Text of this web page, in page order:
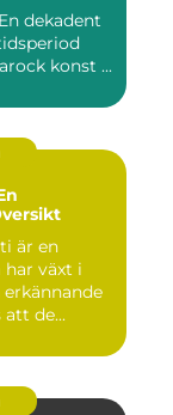
dekadent
Översikt över barock konst ...
är en
växt i
att de...